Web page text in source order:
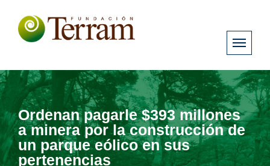
Ordenan pagarle $393 millones
a minera por la construcción de
un parque eólico en sus
pertenencias